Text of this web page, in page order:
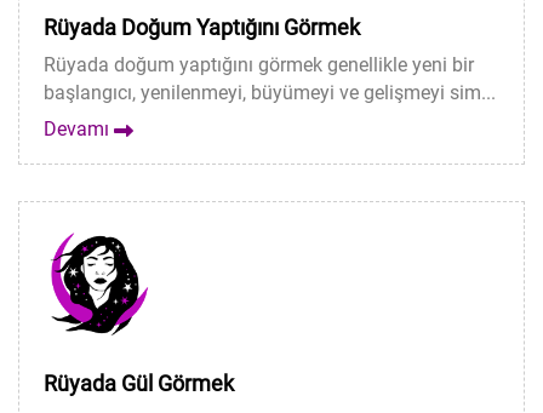
Rüyada Doğum Yaptığını Görmek
Rüyada doğum yaptığını görmek genellikle yeni bir
başlangıcı, yenilenmeyi, büyümeyi ve gelişmeyi sim...
Devamı
Rüyada Gül Görmek